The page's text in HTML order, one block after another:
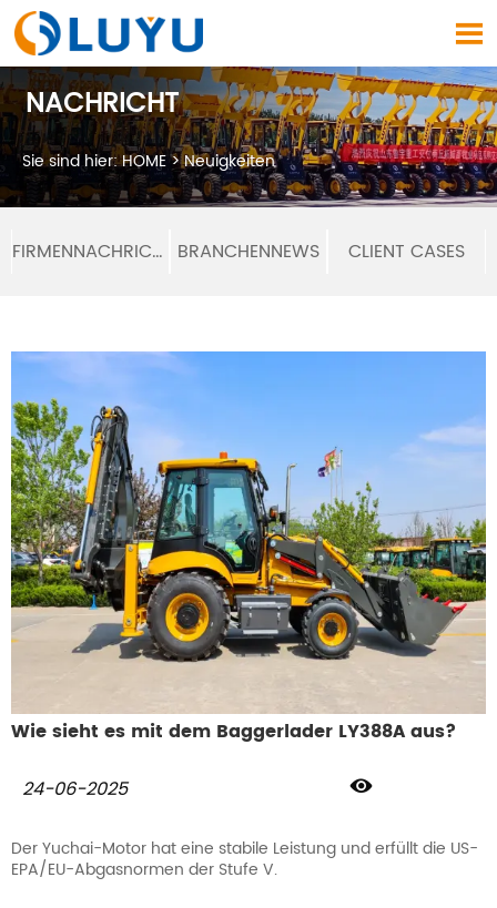

NACHRICHT
Sie sind hier:HOME>Neuigkeiten
FIRMENNACHRICHTEN BRANCHENNEWS CLIENT CASES
Wie sieht es mit dem Baggerlader LY388A aus?
24-06-2025

Der Yuchai-Motor hat eine stabile Leistung und erfüllt die US-
EPA/EU-Abgasnormen der Stufe V.